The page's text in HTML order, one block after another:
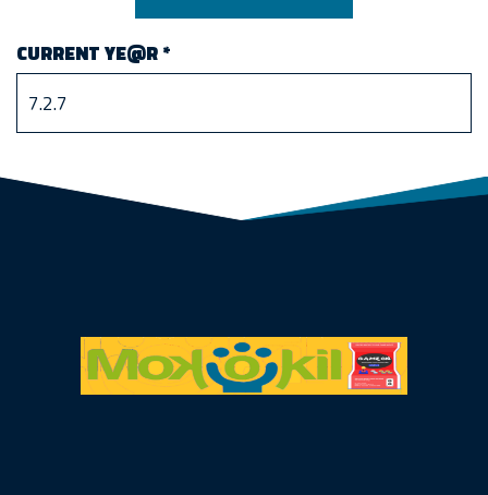
CURRENT YE@R*